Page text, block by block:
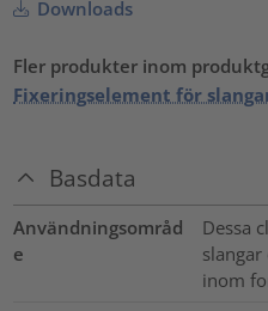
Downloads
Fler produkter inom
Fixeringselement för
Basdata
Användningsområd
e
Dessa
inom